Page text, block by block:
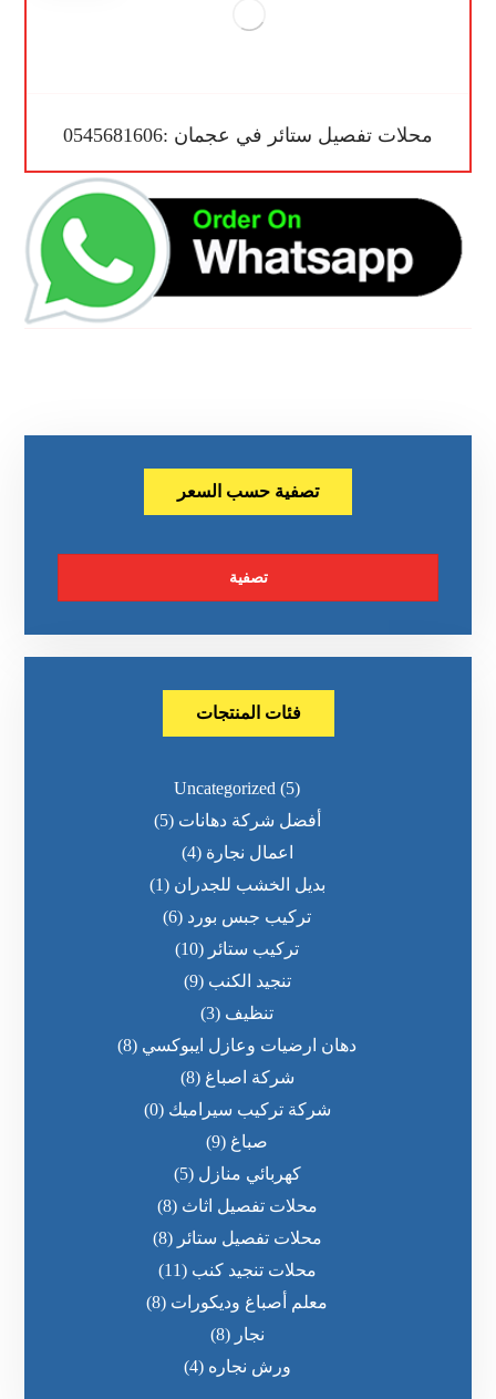
محلات تفصيل ستائر في عجمان :0545681606
تصفية حسب السعر
تصفية
فئات المنتجات
Uncategorized (5)
أفضل شركة دهانات (5)
اعمال نجارة (4)
بديل الخشب للجدران (1)
تركيب جبس بورد (6)
تركيب ستائر (10)
تنجيد الكنب (9)
تنظيف (3)
دهان ارضيات وعازل ايبوكسي (8)
شركة اصباغ (8)
شركة تركيب سيراميك (0)
صباغ (9)
كهربائي منازل (5)
محلات تفصيل اثاث (8)
محلات تفصيل ستائر (8)
محلات تنجيد كنب (11)
معلم أصباغ وديكورات (8)
نجار (8)
ورش نجاره (4)